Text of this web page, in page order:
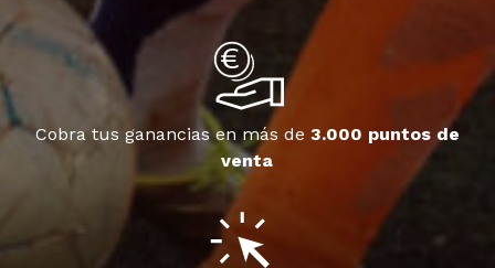
Cobra tus ganancias en más de 3.000 puntos de
venta